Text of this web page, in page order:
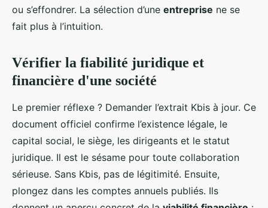
ou s’effondrer. La sélection d’une entreprise ne se
fait plus à l’intuition.
Vérifier la fiabilité juridique et
financière d'une société
Le premier réflexe ? Demander l’extrait Kbis à jour. Ce
document officiel confirme l’existence légale, le
capital social, le siège, les dirigeants et le statut
juridique. Il est le sésame pour toute collaboration
sérieuse. Sans Kbis, pas de légitimité. Ensuite,
plongez dans les comptes annuels publiés. Ils